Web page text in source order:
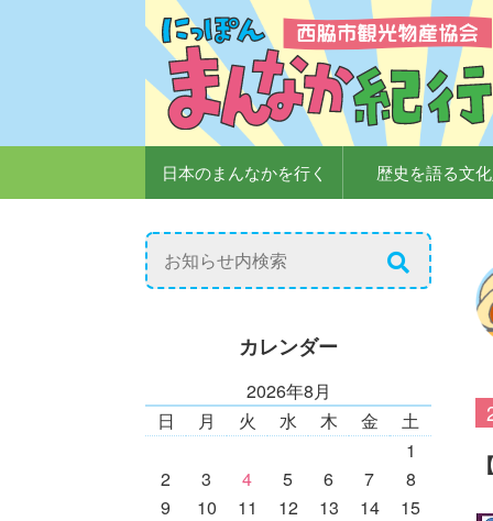
日本のまんなかを行く 歴史を語る文
カレンダー
2026年8月
日
月 火 水 木 金
土
1
2
3 4 5 6 7
8
9
10 11 12 13 14
15